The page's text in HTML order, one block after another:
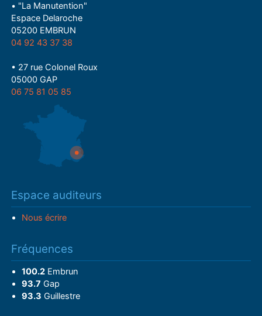
• "La Manutention"
Espace Delaroche
05200 EMBRUN
04 92 43 37 38
• 27 rue Colonel Roux
05000 GAP
06 75 81 05 85
Espace auditeurs
Nous écrire
Fréquences
100.2Embrun
93.7 Gap
93.3 Guillestre